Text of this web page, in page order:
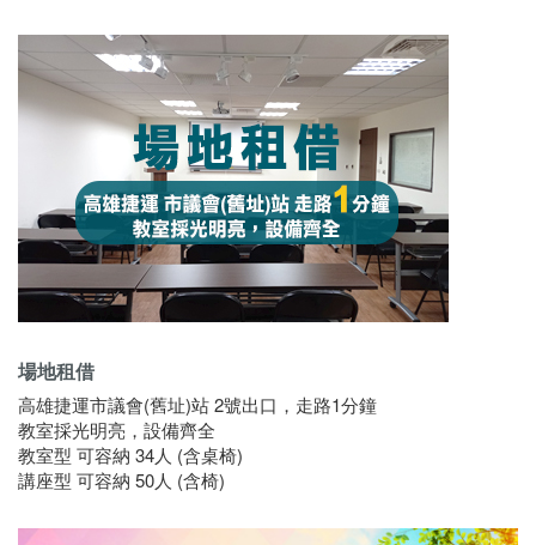
場地租借
高雄捷運市議會(舊址)站 2號出口，走路1分鐘
教室採光明亮，設備齊全
教室型 可容納 34人 (含桌椅)
講座型 可容納 50人 (含椅)